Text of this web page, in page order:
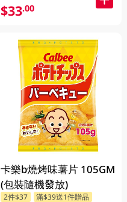
$33.00
卡樂b燒烤味薯片 105GM
(包裝隨機發放)
2件$37 滿$39送1件贈品